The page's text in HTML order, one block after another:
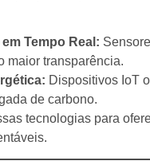
Tempo Real:
maior transparência.
Dispositivos IoT
de carbono.
tecnologias para